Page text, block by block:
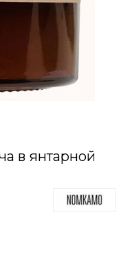
в янтарной